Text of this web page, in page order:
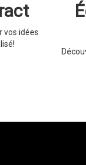
vos idées